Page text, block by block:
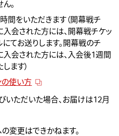
。
間をいただきます（開幕戦チ
会された方には、開幕戦チケッ
てお送りします。開幕戦のチ
会された方には、 入会後1週間
します）
使い方
いただいた場合、お届けは12月
変更はできかねます。